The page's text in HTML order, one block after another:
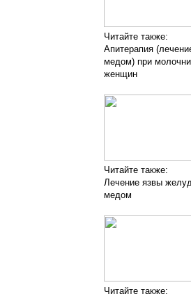
Читайте также:
Апитерапия
медом) при
женщин
Читайте также:
Лечение язвы
медом
Читайте также: